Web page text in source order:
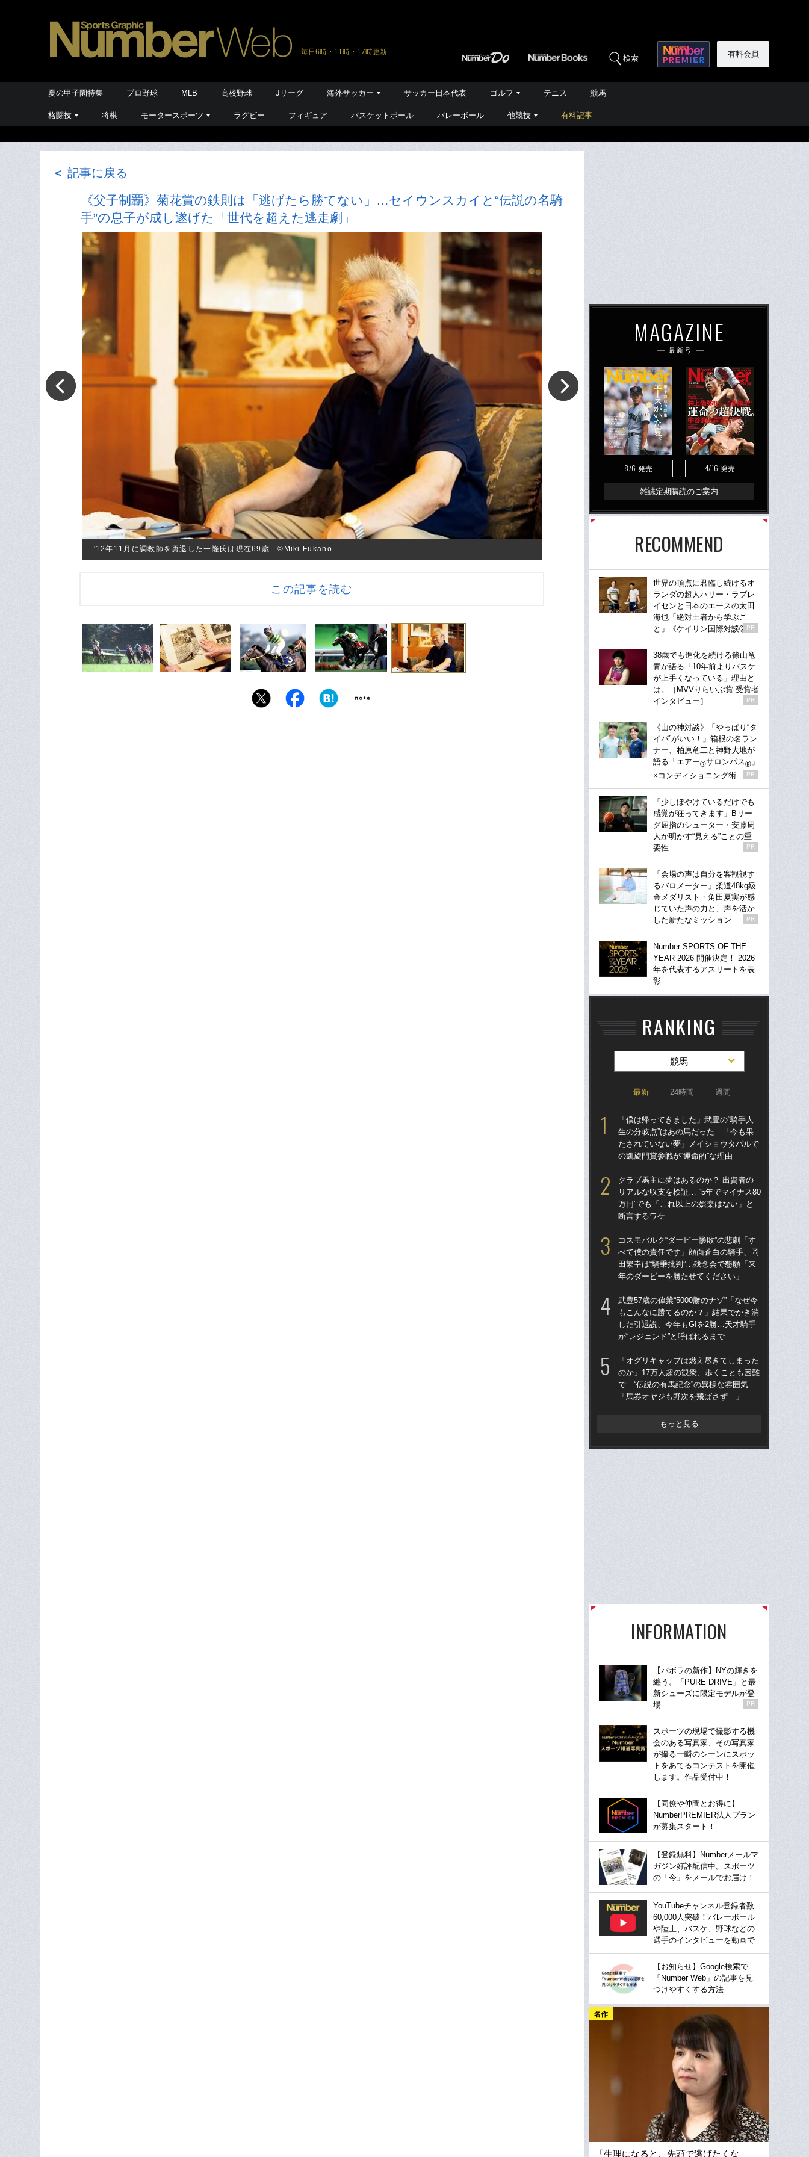
毎日6時・11時・17時更新
検索 有料会員
夏の甲子園特集 プロ野球 MLB 高校野球 Jリーグ 海外サッカー サッカー日本代表 ゴルフ テニス 競馬
格闘技 将棋 モータースポーツ ラグビー フィギュア バスケットボール バレーボール 他競技 有料記事
＜ 記事に戻る
《父子制覇》菊花賞の鉄則は「逃げたら勝てない」…セイウンスカイと“伝説の名騎
手”の息子が成し遂げた「世代を超えた逃走劇」
'12年11月に調教師を勇退した一隆氏は現在69歳 ©Miki Fukano
この記事を読む
MAGAZINE
最新号
8/6 発売 4/16 発売
雑誌定期購読のご案内
RECOMMEND
世界の頂点に君臨し続けるオ
ランダの超人ハリー・ラブレ
イセンと日本のエースの太田
海也「絶対王者から学ぶこ
と」《ケイリン国際対談②》
PR
38歳でも進化を続ける篠山竜
青が語る「10年前よりバスケ
が上手くなっている」理由と
は。［MVVりらいぶ賞 受賞者
インタビュー］
PR
《山の神対談》「やっぱり“タ
イパ”がいい！」箱根の名ラン
ナー、柏原竜二と神野大地が
語る「エアー®サロンパス® 」
×コンディショニング術
PR
「少しぼやけているだけでも
感覚が狂ってきます」Bリー
グ屈指のシューター・安藤周
人が明かす“見える”ことの重
要性
PR
「会場の声は自分を客観視す
るバロメーター」柔道48kg級
金メダリスト・角田夏実が感
じていた声の力と、声を活か
した新たなミッション
PR
Number SPORTS OF THE
YEAR 2026 開催決定！ 2026
年を代表するアスリートを表
彰
RANKING
競馬
最新 24時間 週間
「僕は帰ってきました」武豊の“騎手人
生の分岐点”はあの馬だった…「今も果
たされていない夢」メイショウタバルで
の凱旋門賞参戦が“運命的”な理由
クラブ馬主に夢はあるのか？ 出資者の
リアルな収支を検証… “5年でマイナス80
万円”でも「これ以上の娯楽はない」と
断言するワケ
コスモバルク“ダービー惨敗”の悲劇「す
べて僕の責任です」顔面蒼白の騎手、岡
田繁幸は“騎乗批判”…残念会で懇願「来
年のダービーを勝たせてください」
武豊57歳の偉業“5000勝のナゾ”「なぜ今
もこんなに勝てるのか？」結果でかき消
した引退説、今年もGIを2勝…天才騎手
が“レジェンド”と呼ばれるまで
「オグリキャップは燃え尽きてしまった
のか」17万人超の観衆、歩くことも困難
で…“伝説の有馬記念”の異様な雰囲気
「馬券オヤジも野次を飛ばさず…」
もっと見る
INFORMATION
【バボラの新作】NYの輝きを
纏う。「PURE DRIVE」と最
新シューズに限定モデルが登
場
PR
スポーツの現場で撮影する機
会のある写真家、その写真家
が撮る一瞬のシーンにスポッ
トをあてるコンテストを開催
します。作品受付中！
【同僚や仲間とお得に】
NumberPREMIER法人プラン
が募集スタート！
【登録無料】Numberメールマ
ガジン好評配信中。スポーツ
の「今」をメールでお届け！
YouTubeチャンネル登録者数
60,000人突破！バレーボール
や陸上、バスケ、野球などの
選手のインタビューを動画で
【お知らせ】Google検索で
「Number Web」の記事を見
つけやすくする方法
名作
「生理になると、先頭で逃げたくな